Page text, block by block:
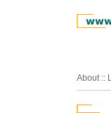
About ::